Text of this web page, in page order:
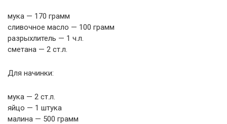
мука — 170 грамм
сливочное масло — 100 грамм
разрыхлитель — 1 ч.л.
сметана — 2 ст.л.
Для начинки:
мука — 2 ст.л.
яйцо — 1 штука
малина — 500 грамм